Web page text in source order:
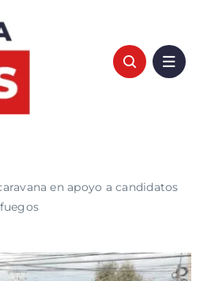
en apoyo a candidatos